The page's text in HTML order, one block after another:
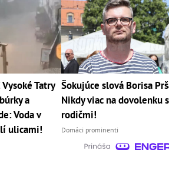
Tatry
a
Voda v
ulicami!
Šokujúce slová Borisa
Nikdy viac na dovolenku s
rodičmi!
Domáci prominenti